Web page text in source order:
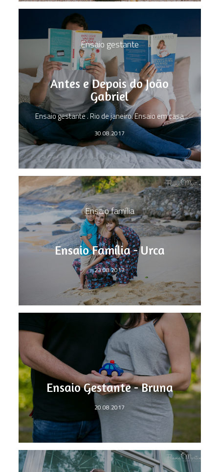
Ensaio gestante
Antes e Depois do João
Gabriel
Ensaio gestante . Rio de janeiro. Ensaio em casa
30.08.2017
Ensaio família
Ensaio Família - Urca
23.08.2017
Ensaio Gestante - Bruna
20.08.2017